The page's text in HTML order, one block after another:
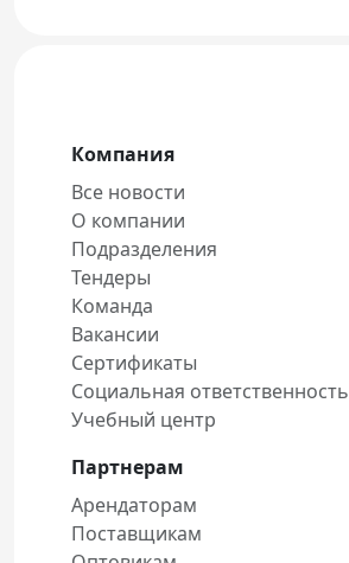
Компания
Все новости
О компании
Подразделения
Тендеры
Команда
Вакансии
Сертификаты
Социальная ответственность
Учебный центр
Партнерам
Арендаторам
Поставщикам